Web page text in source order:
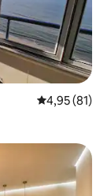
4,95 de uma
4,95 (81)